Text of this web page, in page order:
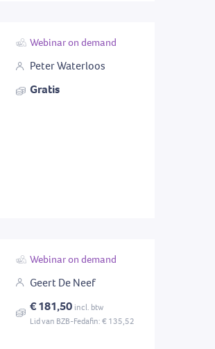
Webinar on demand
Peter Waterloos
Gratis
Webinar on demand
Geert De Neef
€ 181,50 incl. btw
Lid van BZB-Fedafin: € 135,52